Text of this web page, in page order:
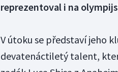
reprezentoval i na
V útoku se představí jeho
devatenáctiletý talent,